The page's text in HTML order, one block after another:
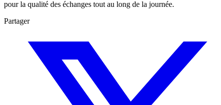
pour la qualité des échanges tout au long de la journée.
Partager